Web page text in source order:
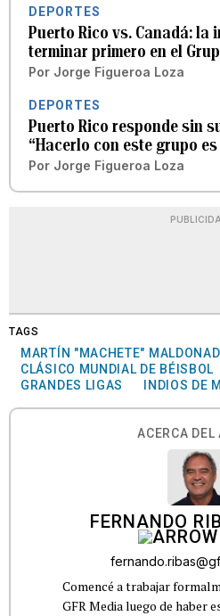
DEPORTES
Puerto Rico vs. Canadá: la
terminar primero en el
Por Jorge Figueroa Loza
DEPORTES
Puerto Rico responde sin
“Hacerlo con este grupo
Por Jorge Figueroa Loza
TAGS
MARTÍN "MACHETE"
CLÁSICO MUNDIAL DE BÉISBOL
GRANDES LIGAS
INDIOS DE
ACERCA DEL
FERNANDO
Comencé a trabajar
GFR Media luego de haber